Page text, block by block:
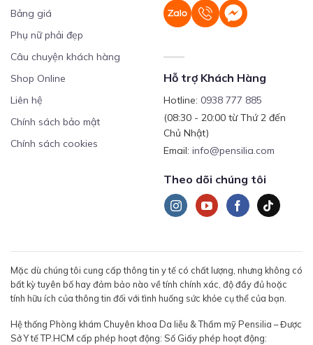
Bảng giá
Phụ nữ phải đẹp
Câu chuyện khách hàng
Shop Online
Liên hệ
Chính sách bảo mật
Chính sách cookies
Hỗ trợ Khách Hàng
Hotline: 0938 777 885
(08:30 - 20:00 từ Thứ 2 đến
Chủ Nhật)
Email: info@pensilia.com
Theo dõi chúng tôi
Mặc dù chúng tôi cung cấp thông tin y tế có chất lượng, nhưng không có
bất kỳ tuyên bố hay đảm bảo nào về tính chính xác, độ đầy đủ hoặc
tính hữu ích của thông tin đối với tình huống sức khỏe cụ thể của bạn.
Hệ thống Phòng khám Chuyên khoa Da liễu & Thẩm mỹ Pensilia – Được
Sở Y tế TP.HCM cấp phép hoạt động: Số Giấy phép hoạt động: